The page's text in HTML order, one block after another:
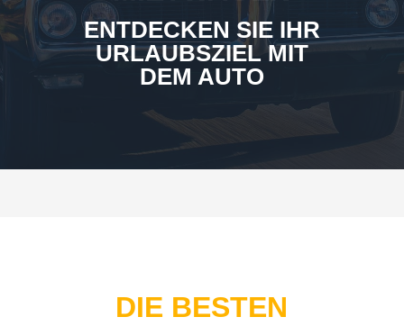
ENTDECKEN SIE IHR
URLAUBSZIEL MIT
DEM AUTO
DIE BESTEN